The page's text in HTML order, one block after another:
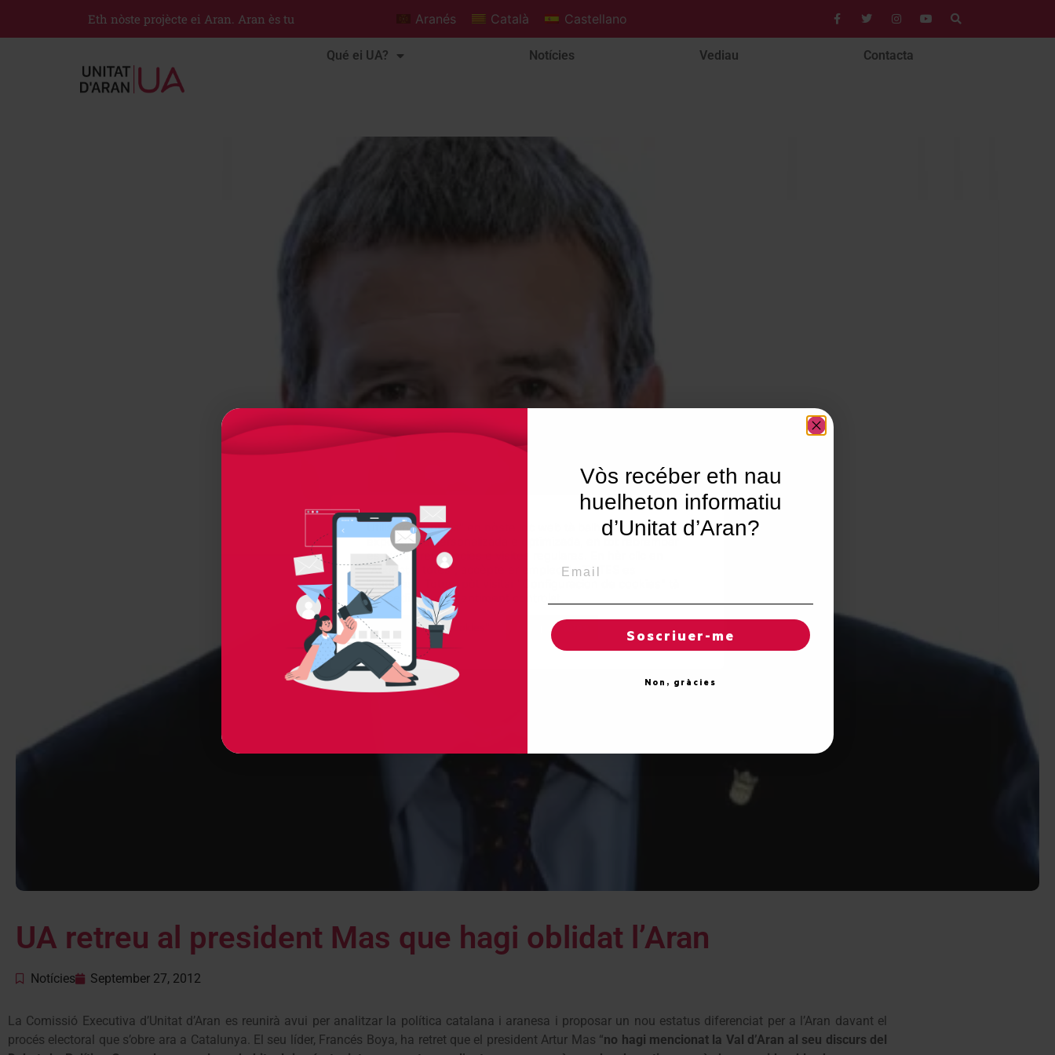
Eth nòste projècte ei Aran. Aran ès tu Aranés Català Castellano
Qué ei UA? Notícies Vediau Contacta
UA retreu al president Mas que hagi oblidat l’Aran
Notícies September 27, 2012
La Comissió Executiva d’Unitat d’Aran es reunirà avui per analitzar la política catalana i aranesa i proposar un nou estatus diferenciat per a l’Aran davant el
procés electoral que s’obre ara a Catalunya. El seu líder, Francés Boya, ha retret que el president Artur Mas “no hagi mencionat la Val d’Aran al seu discurs del
Utilisam "cookies" en nòste lòc web tà balhar ar usuari ua
experiéncia personalizada e optimizada, en tot rebrembar
es sues preferéncies e visites regulares. En hèr clic en
"Acceptar totes", accèpte er emplec de TOTES es
"cookies". Totun, pòt visitar "Configuracion de cookies" tà
concedir un consentiment controlat.
Reglatges de "cookies" Acceptar totes
Vòs recéber eth nau
huelheton informatiu
d’Unitat d’Aran?
Soscriuer-me
Non, gràcies